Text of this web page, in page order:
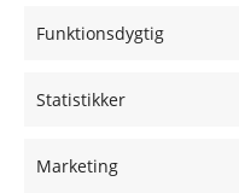
Funktionsdygtig
Statistikker
Marketing
ghal@outlook.dk